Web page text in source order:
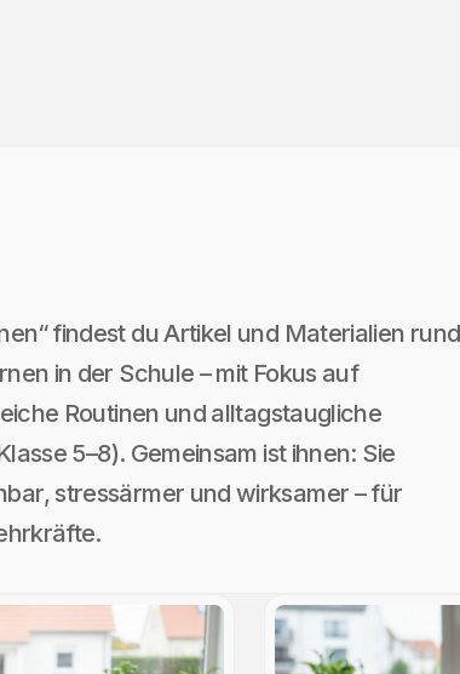
findest du Artikel und Materialien rund
in der Schule – mit Fokus auf
Routinen und alltagstaugliche
5–8). Gemeinsam ist ihnen: Sie
stressärmer und wirksamer – für